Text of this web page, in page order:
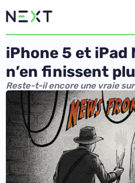
iPhone 5 et iPad
n’en finissent
Reste-t-il encore une vraie